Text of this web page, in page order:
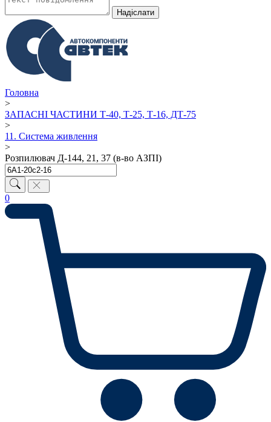
Надiслати
Головна
>
ЗАПАСНІ ЧАСТИНИ Т-40, Т-25, Т-16, ДТ-75
>
11. Система живлення
>
Розпилювач Д-144, 21, 37 (в-во АЗПІ)
0